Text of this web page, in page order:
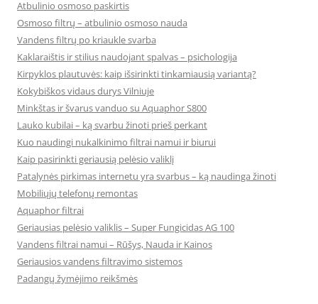
Atbulinio osmoso paskirtis
Osmoso filtrų – atbulinio osmoso nauda
Vandens filtrų po kriaukle svarba
Kaklaraištis ir stilius naudojant spalvas – psichologija
Kirpyklos plautuvės: kaip išsirinkti tinkamiausią variantą?
Kokybiškos vidaus durys Vilniuje
Minkštas ir švarus vanduo su Aquaphor S800
Lauko kubilai – ką svarbu žinoti prieš perkant
Kuo naudingi nukalkinimo filtrai namui ir biurui
Kaip pasirinkti geriausią pelėsio valiklį
Patalynės pirkimas internetu yra svarbus – ką naudinga žinoti
Mobiliųjų telefonų remontas
Aquaphor filtrai
Geriausias pelėsio valiklis – Super Fungicidas AG 100
Vandens filtrai namui – Rūšys, Nauda ir Kainos
Geriausios vandens filtravimo sistemos
Padangų žymėjimo reikšmės